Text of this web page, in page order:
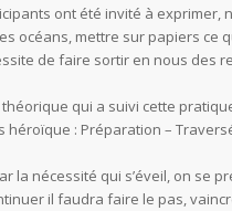
ont été invité à
océans, mettre sur papiers ce
de faire sortir en nous des
théorique qui a suivi cette
héroïque : Préparation –
la nécessité qui s’éveil, on se
il faudra faire le pas,